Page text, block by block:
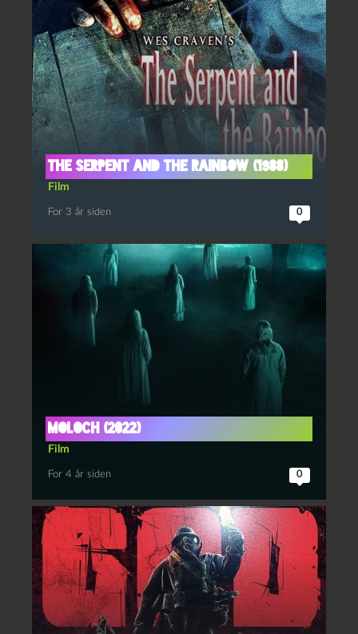
The serpent and the rainbow (1988)
Film
For 3 år siden 0
Moloch (2022)
Film
For 4 år siden 0